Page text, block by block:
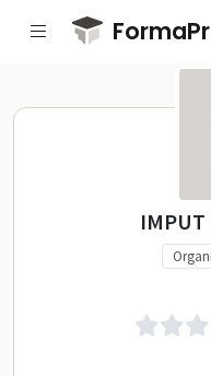
Passer au contenu principal
IMPUT